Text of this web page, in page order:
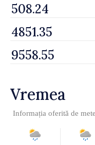
Vremea
Informația oferită de